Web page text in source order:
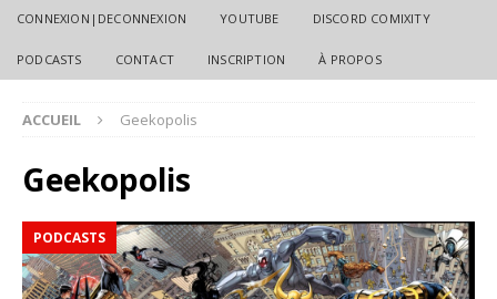
CONNEXION|DECONNEXION YOUTUBE DISCORD COMIXITY
PODCASTS CONTACT INSCRIPTION À PROPOS
ACCUEIL Geekopolis
Geekopolis
PODCASTS